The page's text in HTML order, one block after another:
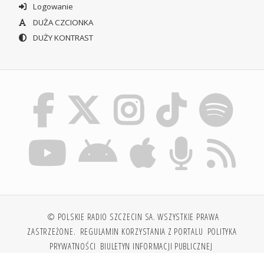
Logowanie
DUŻA CZCIONKA
DUŻY KONTRAST
© POLSKIE RADIO SZCZECIN SA. WSZYSTKIE PRAWA
ZASTRZEŻONE. REGULAMIN KORZYSTANIA Z PORTALU POLITYKA
PRYWATNOŚCI BIULETYN INFORMACJI PUBLICZNEJ